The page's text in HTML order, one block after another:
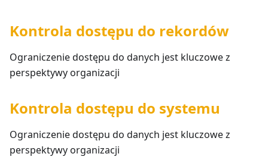
Kontrola dostępu do rekordów
Ograniczenie dostępu do danych jest kluczowe z
perspektywy organizacji
Kontrola dostępu do systemu
Ograniczenie dostępu do danych jest kluczowe z
perspektywy organizacji